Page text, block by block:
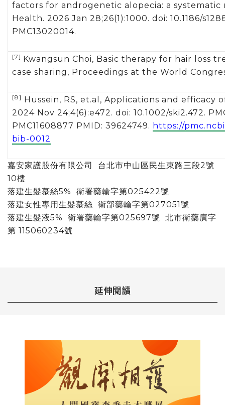
factors for androgenetic alopecia: a systematic
Health. 2026 Jan 28;26(1):1000. doi: 10.1186/
PMC13020014.
[7] Kwangsun Choi, Basic therapy for hair loss
case sharing, Proceedings at the World
[8]
Hussein, RS, et.al, Applications and
2024 Nov 24;4(6):e472. doi: 10.1002/ski2.472.
PMC11608877 PMID: 39624749. https://
bib-0012
嘉安家護股份有限公司 台北市中山區民生東路三段2號
10樓
落建生髮慕絲5% 衛署藥輸字第025422號
落建女性專用生髮慕絲 衛部藥輸字第027051號
落建生髮液5% 衛署藥輸字第025697號 北市衛藥廣字
第 115060234號
延伸閱讀